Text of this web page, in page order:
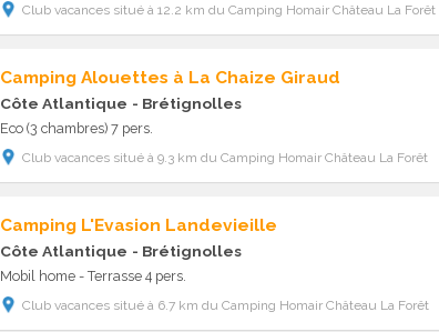
Club vacances situé à 12.2 km du Camping Homair Château La Forêt
Camping Alouettes à La Chaize Giraud
Côte Atlantique - Brétignolles
Eco (3 chambres) 7 pers.
Club vacances situé à 9.3 km du Camping Homair Château La Forêt
Camping L'Evasion Landevieille
Côte Atlantique - Brétignolles
Mobil home - Terrasse 4 pers.
Club vacances situé à 6.7 km du Camping Homair Château La Forêt